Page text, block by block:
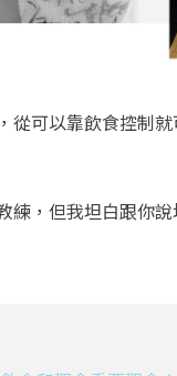
從可以靠飲食控制
練，但我坦白跟你